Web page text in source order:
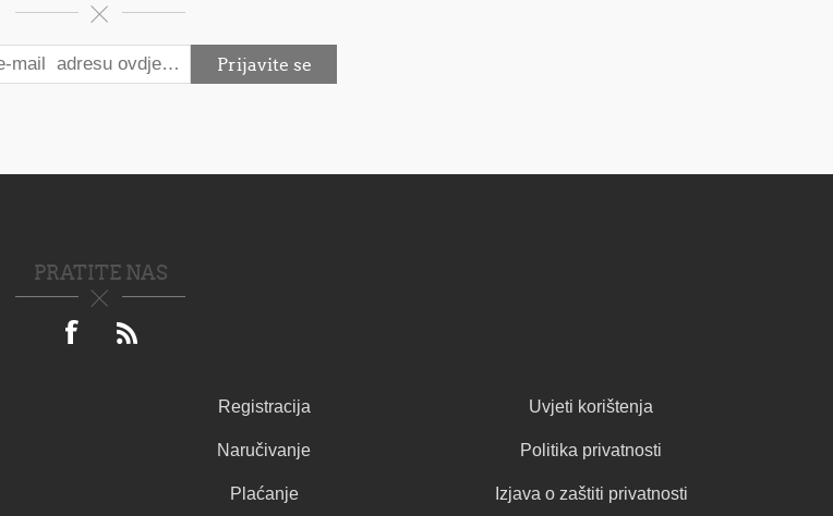
PRATITE NAS
Registracija
Naručivanje
Plaćanje
Uvjeti korištenja
Politika privatnosti
Izjava o zaštiti privatnosti